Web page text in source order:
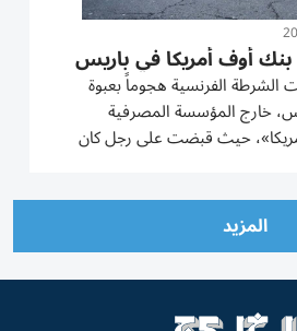
أوف أمريكا في باريس
الفرنسية هجوماً بعبوة
خارج المؤسسة المصرفية
حيث قبضت على رجل كان
المزيد